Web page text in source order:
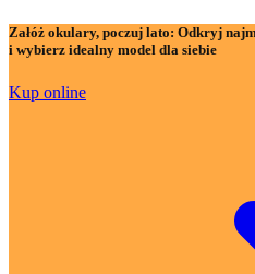
Załóż okulary, poczuj lato: Odkryj
i wybierz idealny model dla siebie
Kup online